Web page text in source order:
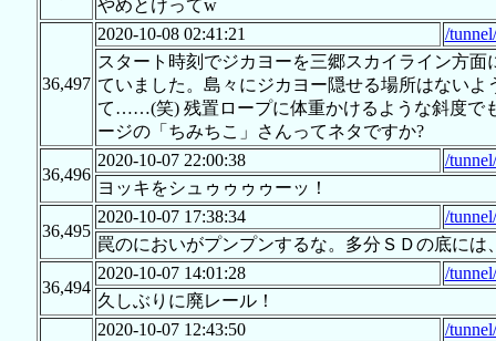
やめとけってw
36,497
2020-10-08 02:41:21
/
スタート時刻でジカヨーを三郷スカイライン方
ていました。島々にジカヨー隠せる場所はない
て……(笑) 残置ロープに体重かけるような斜度で
ージの「ちみちこ」さんってネタですか?
36,496
2020-10-07 22:00:38
/
ヨッキをシュゥゥゥゥーッ！
36,495
2020-10-07 17:38:34
/
罠のにおいがプンプンするな。多分ＳＤの底に
36,494
2020-10-07 14:01:28
/
久しぶりに廃レール！
2020-10-07 12:43:50
/